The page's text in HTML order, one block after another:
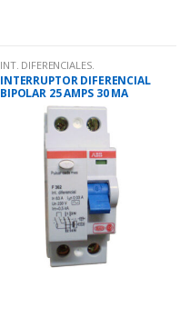
INT. DIFERENCIALES.
INTERRUPTOR DIFERENCIAL
BIPOLAR 25 AMPS 30 MA